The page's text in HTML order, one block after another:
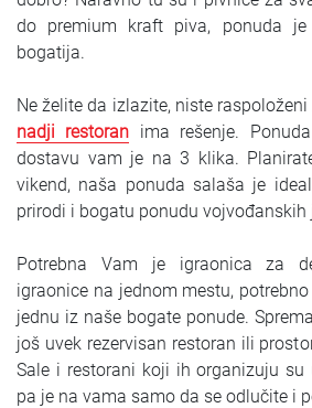
do premium kraft piva, ponuda
bogatija.
Ne želite da izlazite, niste
nadji restoran ima rešenje.
dostavu vam je na 3 klika.
vikend, naša ponuda salaša je
prirodi i bogatu ponudu vojvođanskih
Potrebna Vam je igraonica za
igraonice na jednom mestu,
jednu iz naše bogate ponude.
još uvek rezervisan restoran ili
Sale i restorani koji ih organizuju su
pa je na vama samo da se odlučite i